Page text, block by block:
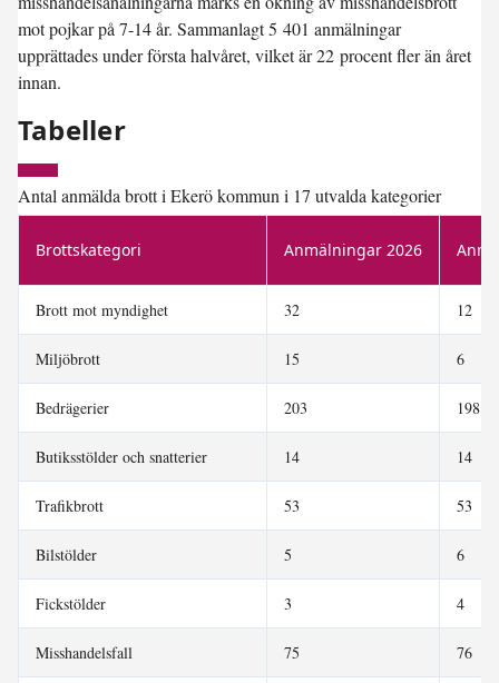
mot pojkar på 7-14 år. Sammanlagt 5 401 anmälningar
upprättades under första halvåret, vilket är 22 procent fler än året
innan.
Tabeller
Antal anmälda brott i Ekerö kommun i 17 utvalda kategorier
Brottskategori Anmälningar 2026
Brott mot myndighet 32 12
Miljöbrott 15 6
Bedrägerier 203 198
Butiksstölder och snatterier 14 14
Trafikbrott 53 53
Bilstölder 5 6
Fickstölder 3 4
Misshandelsfall 75 76